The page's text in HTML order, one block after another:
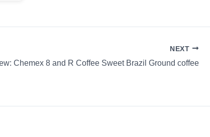
NEXT
Chemex 8 and R Coffee Sweet Brazil Ground coffee